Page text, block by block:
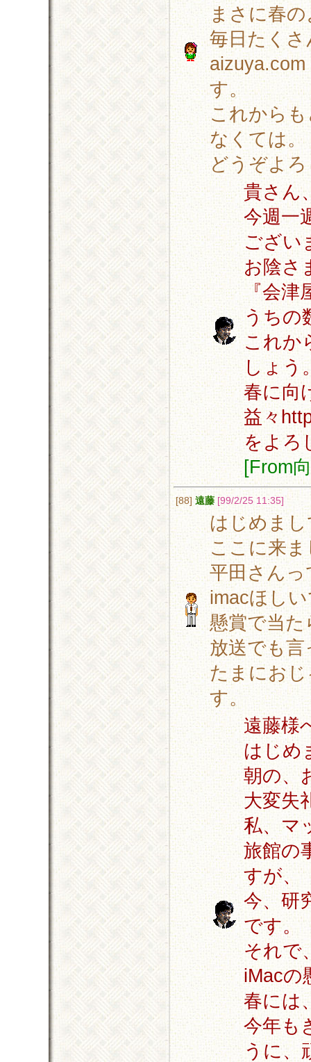
まさに春
毎日たく
す。
これから
なくては。
どうぞよ
貴さん
今週一
ござい
お陰さ
『会津
うちの
これか
しょう
春に向
益々
をよろ
[From
[88] 遠藤 [99/2/25 11:35]
はじめま
ここに来
平田さんっ
imacほし
懸賞で当
放送でも
たまにお
す。
遠藤様
はじめ
朝の、
大変失
私、マ
旅館の
すが、
今、研
です。
それで
iMacの
春には
今年も
うに、